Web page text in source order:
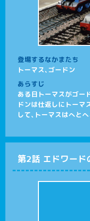
登場するなかまたち
トーマス、ゴードン
あらすじ
ある日トーマスがゴー
ドンは仕返しにトーマ
して、トーマスはへと
第2話 エドワード